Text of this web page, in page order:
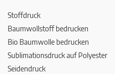
Stoffdruck
Baumwollstoff bedrucken
Bio Baumwolle bedrucken
Sublimationsdruck auf Polyester
Seidendruck